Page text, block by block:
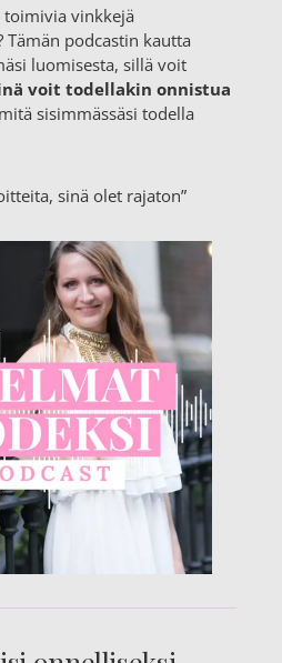
toimivia vinkkejä
podcastin kautta
luomisesta, sillä voit
voit todellakin onnistua
mitä sisimmässäsi todella
sinä olet rajaton”